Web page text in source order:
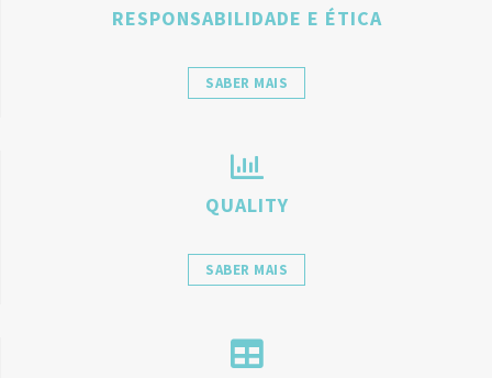
RESPONSABILIDADE E ÉTICA
SABER MAIS
QUALITY
SABER MAIS